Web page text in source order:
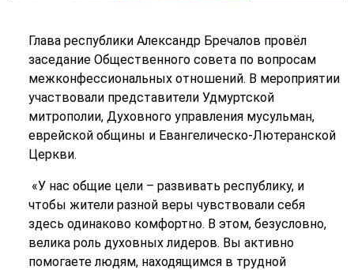
Глава республики Александр Бречалов провёл
заседание Общественного совета по вопросам
межконфессиональных отношений. В мероприятии
участвовали представители Удмуртской
митрополии, Духовного управления мусульман,
еврейской общины и Евангелическо-Лютеранской
Церкви.
«У нас общие цели – развивать республику, и
чтобы жители разной веры чувствовали себя
здесь одинаково комфортно. В этом, безусловно,
велика роль духовных лидеров. Вы активно
помогаете людям, находящимся в трудной